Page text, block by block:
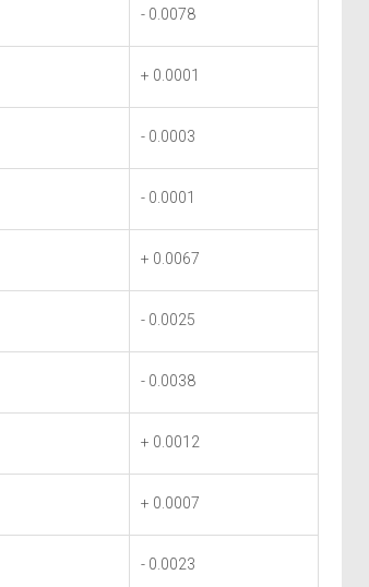
- 0.0078
+ 0.0001
- 0.0003
- 0.0001
+ 0.0067
- 0.0025
- 0.0038
+ 0.0012
+ 0.0007
- 0.0023